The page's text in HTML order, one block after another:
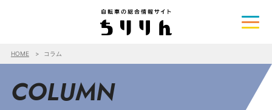
HOME コラム
COLUMN